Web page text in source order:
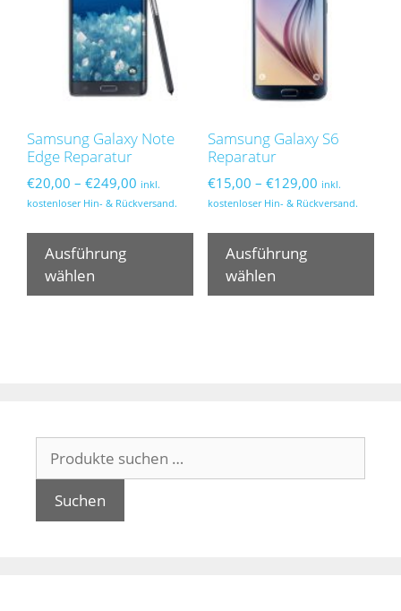
Produktseite
Samsung Galaxy Note
Edge Reparatur
€20,00 – €249,00 Preisspanne:
€20,00
€249,00
inkl.
kostenloser Hin- & Rückversand.
Ausführung
wählen
Dieses
Produkt
weist
mehrere
Produktseite
Samsung Galaxy S6
Reparatur
€15,00 – €129,00Preisspanne:
€15,00
€129,00
inkl.
kostenloser Hin- & Rückversand.
Ausführung
wählen
Suchen
nach:
Suchen